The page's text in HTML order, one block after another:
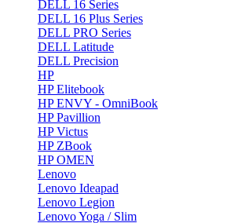
DELL 16 Series
DELL 16 Plus Series
DELL PRO Series
DELL Latitude
DELL Precision
HP
HP Elitebook
HP ENVY - OmniBook
HP Pavillion
HP Victus
HP ZBook
HP OMEN
Lenovo
Lenovo Ideapad
Lenovo Legion
Lenovo Yoga / Slim